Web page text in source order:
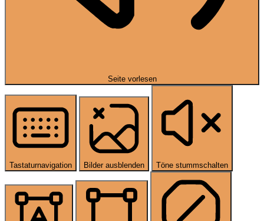
Seite vorlesen
Tastaturnavigation Bilder ausblenden Töne stummschalten